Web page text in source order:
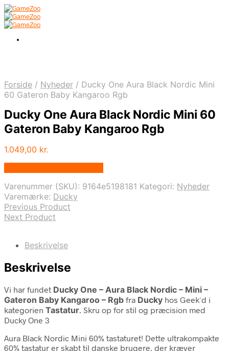
Forside / Nyheder / Ducky One Aura Black Nordic Mini
60 Gateron Baby Kangaroo Rgb
Ducky One Aura Black Nordic Mini 60
Gateron Baby Kangaroo Rgb
1.049,00 kr.
Varenummer (SKU): 9164e5198181 Kategori: Nyheder
Varemærke: Ducky
Previous Product
Next Product
Beskrivelse
Beskrivelse
Vi har fundet Ducky One – Aura Black Nordic – Mini –
Gateron Baby Kangaroo – Rgb fra Ducky hos Geek´d i
kategorien Tastatur. Skru op for stil og præcision med
Ducky One 3
Aura Black Nordic Mini 60% tastaturet! Dette ultrakompakte
60% tastatur er skabt til danske brugere, der kræver